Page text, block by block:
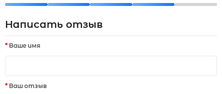
Написать отзыв
Ваше имя
Ваш отзыв